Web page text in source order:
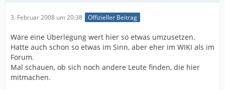
3. Februar 2008 um 20:38 Offizieller Beitrag
Wäre eine Überlegung wert hier so etwas umzusetzen.
Hatte auch schon so etwas im Sinn, aber eher im WIKI als im
Forum.
Mal schauen, ob sich noch andere Leute finden, die hier
mitmachen.